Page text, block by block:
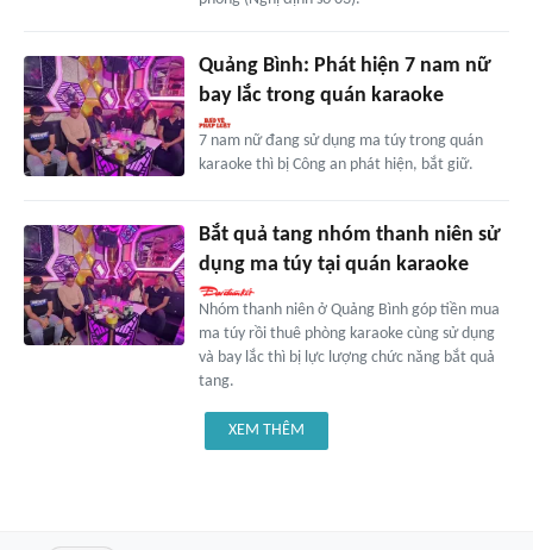
Quảng Bình: Phát hiện 7 nam nữ
bay lắc trong quán karaoke
7 nam nữ đang sử dụng ma túy trong quán
karaoke thì bị Công an phát hiện, bắt giữ.
Bắt quả tang nhóm thanh niên sử
dụng ma túy tại quán karaoke
Nhóm thanh niên ở Quảng Bình góp tiền mua
ma túy rồi thuê phòng karaoke cùng sử dụng
và bay lắc thì bị lực lượng chức năng bắt quả
tang.
XEM THÊM